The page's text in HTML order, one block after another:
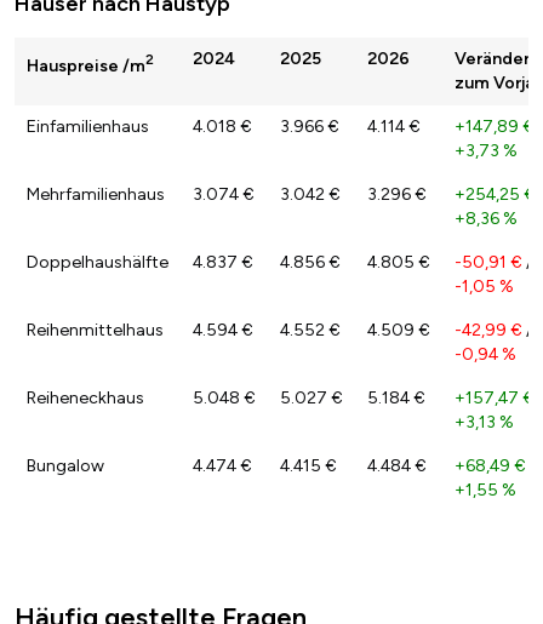
Hauspreise /m2 2024 2025 2026
zum
Einfamilienhaus 4.018 € 3.966 € 4.114 € +147,89 €
+3,73 %
Mehrfamilienhaus 3.074 € 3.042 € 3.296 € +254,25 €
+8,36 %
Doppelhaushälfte 4.837 € 4.856 € 4.805 € -50,91 € /
-1,05 %
Reihenmittelhaus 4.594 € 4.552 € 4.509 € -42,99 € /
-0,94 %
Reiheneckhaus 5.048 € 5.027 € 5.184 € +157,47 €
+3,13 %
Bungalow 4.474 € 4.415 € 4.484 € +68,49 €
+1,55 %